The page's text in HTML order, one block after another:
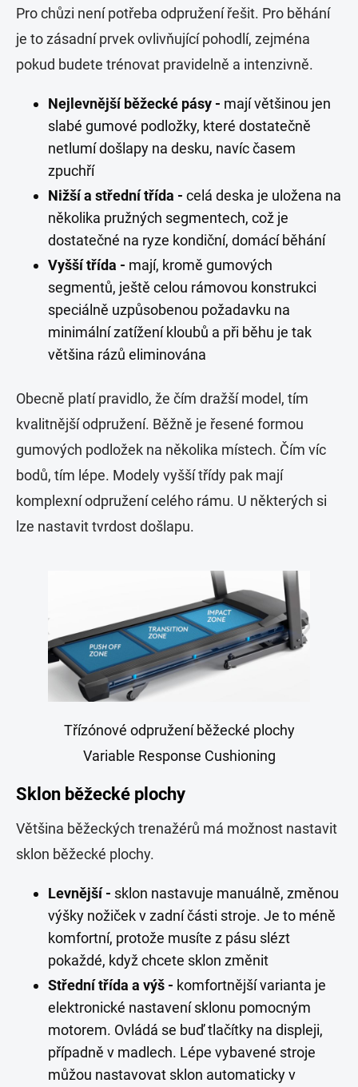
Pro chůzi není potřeba odpružení řešit. Pro běhání
je to zásadní prvek ovlivňující pohodlí, zejména
pokud budete trénovat pravidelně a intenzivně.
Nejlevnější běžecké pásy - mají většinou jen
slabé gumové podložky, které dostatečně
netlumí došlapy na desku, navíc časem
zpuchří
Nižší a střední třída - celá deska je uložena na
několika pružných segmentech, což je
dostatečné na ryze kondiční, domácí běhání
Vyšší třída - mají, kromě gumových
segmentů, ještě celou rámovou konstrukci
speciálně uzpůsobenou požadavku na
minimální zatížení kloubů a při běhu je tak
většina rázů eliminována
Obecně platí pravidlo, že čím dražší model, tím
kvalitnější odpružení. Běžně je řesené formou
gumových podložek na několika místech. Čím víc
bodů, tím lépe. Modely vyšší třídy pak mají
komplexní odpružení celého rámu. U některých si
lze nastavit tvrdost došlapu.
Třízónové odpružení běžecké plochy
Variable Response Cushioning
Sklon běžecké plochy
Většina běžeckých trenažérů má možnost nastavit
sklon běžecké plochy.
Levnější - sklon nastavuje manuálně, změnou
výšky nožiček v zadní části stroje. Je to méně
komfortní, protože musíte z pásu slézt
pokaždé, když chcete sklon změnit
Střední třída a výš - komfortnější varianta je
elektronické nastavení sklonu pomocným
motorem. Ovládá se buď tlačítky na displeji,
případně v madlech. Lépe vybavené stroje
můžou nastavovat sklon automaticky v